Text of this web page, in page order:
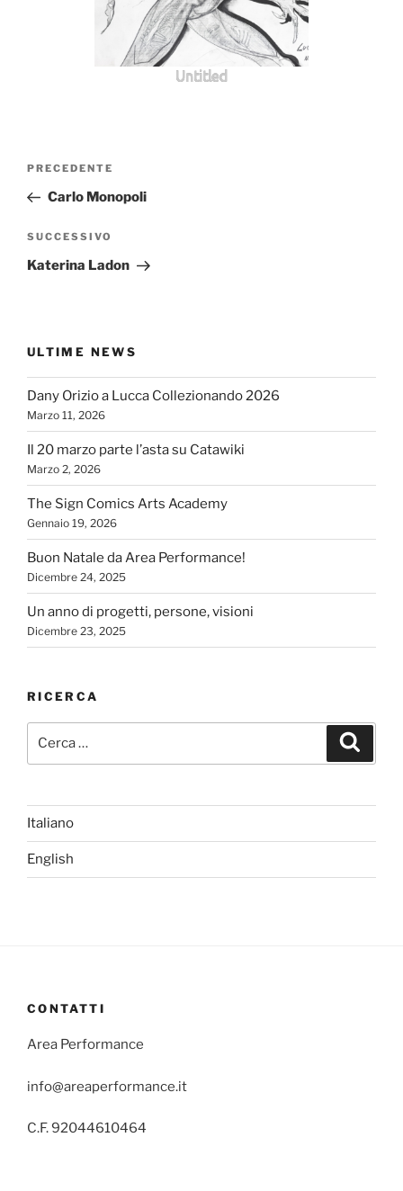
Untitled
Navigazione
Articolo
precedente:
PRECEDENTE
Carlo Monopoli
Articolo
successivo
SUCCESSIVO
Katerina Ladon
ULTIME NEWS
Dany Orizio a Lucca Collezionando 2026
Marzo 11, 2026
Il 20 marzo parte l’asta su Catawiki
Marzo 2, 2026
The Sign Comics Arts Academy
Gennaio 19, 2026
Buon Natale da Area Performance!
Dicembre 24, 2025
Un anno di progetti, persone, visioni
Dicembre 23, 2025
RICERCA
Italiano
English
CONTATTI
Area Performance
info@areaperformance.it
C.F. 92044610464